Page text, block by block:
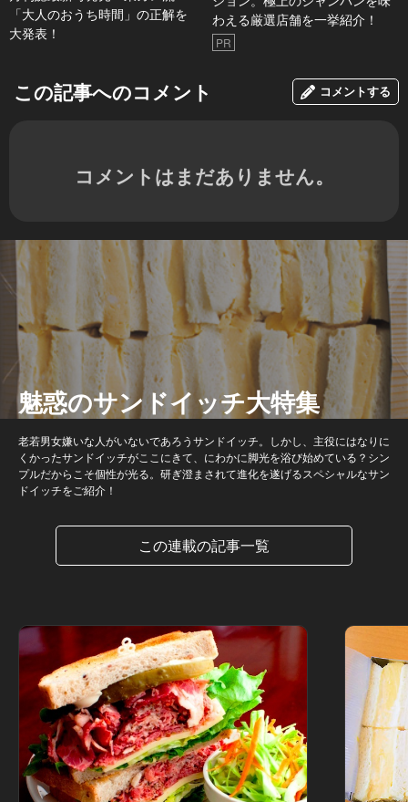
「大人のおうち時間」の正解を
大発表！
わえる厳選店舗を一挙紹介！
PR
この記事へのコメント コメントする
コメントはまだありません。
魅惑のサンドイッチ大特集
老若男女嫌いな人がいないであろうサンドイッチ。しかし、主役にはなりに
くかったサンドイッチがここにきて、にわかに脚光を浴び始めている？シン
プルだからこそ個性が光る。研ぎ澄まされて進化を遂げるスペシャルなサン
ドイッチをご紹介！
この連載の記事一覧